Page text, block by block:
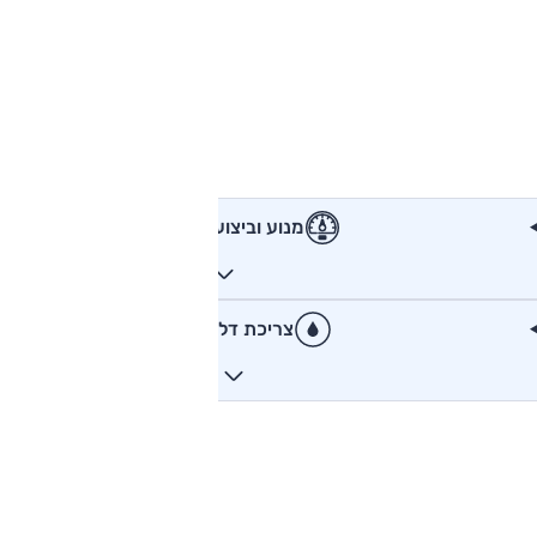
מנוע וביצועים
צריכת דלק